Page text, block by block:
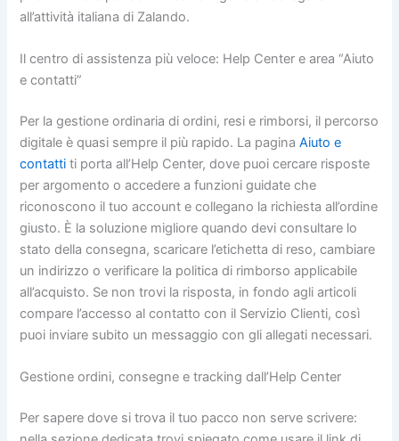
all’attività italiana di Zalando.
Il centro di assistenza più veloce: Help Center e area “Aiuto
e contatti”
Per la gestione ordinaria di ordini, resi e rimborsi, il percorso
digitale è quasi sempre il più rapido. La paginaAiuto e
contatti ti porta all’Help Center, dove puoi cercare risposte
per argomento o accedere a funzioni guidate che
riconoscono il tuo account e collegano la richiesta all’ordine
giusto. È la soluzione migliore quando devi consultare lo
stato della consegna, scaricare l’etichetta di reso, cambiare
un indirizzo o verificare la politica di rimborso applicabile
all’acquisto. Se non trovi la risposta, in fondo agli articoli
compare l’accesso al contatto con il Servizio Clienti, così
puoi inviare subito un messaggio con gli allegati necessari.
Gestione ordini, consegne e tracking dall’Help Center
Per sapere dove si trova il tuo pacco non serve scrivere: